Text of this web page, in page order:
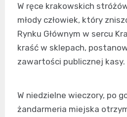
W ręce krakowskich
młody człowiek, który
Rynku Głównym w sercu
kraść w sklepach,
zawartości publicznej kasy.
W niedzielne wieczory, po
żandarmeria miejska